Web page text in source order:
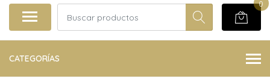
0
CATEGORÍAS